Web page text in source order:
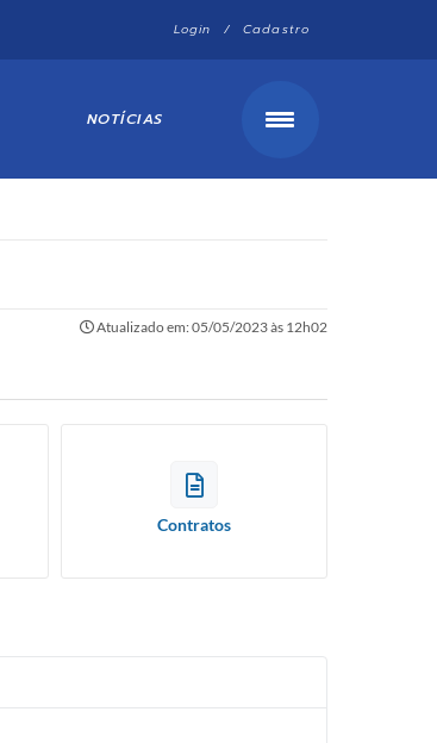
Login / Cadastro
NOTÍCIAS
Atualizado em: 05/05/2023 às 12h02
Contratos